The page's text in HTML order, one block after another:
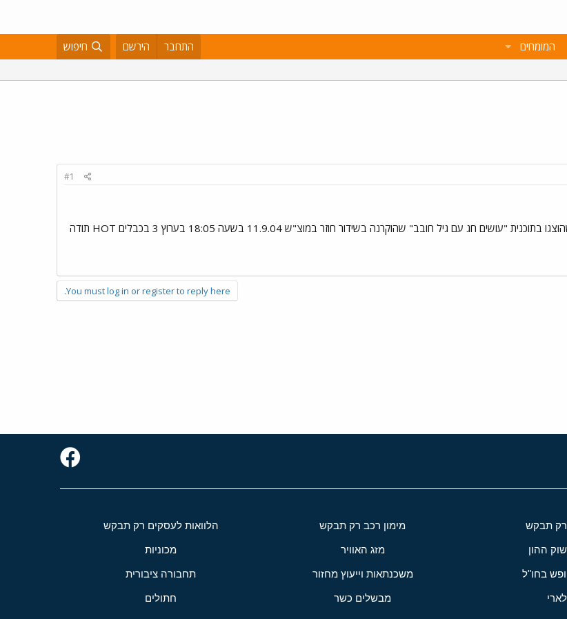
המומחים התחבר הירשם חיפוש
#1
ברצוני לברר כיצד אפשר לקבל את המתכונים שהוצגו בתוכנית "עושים חג עם גיל חובב" שהוקרנה בשידור חוזר במוצ"ש 11.9.04 בשעה 18:05 בערוץ 3 בכבלים HOT תודה
You must log in or register to reply here.
רק תבקש מימון רכב רק תבקש הלוואות לעסקים רק תבקש
ההון מזג האוויר מכוניות
בחו"ל משכנתאות וייעוץ מחזור תחבורה ציבורית
מבשלים כשר חתולים